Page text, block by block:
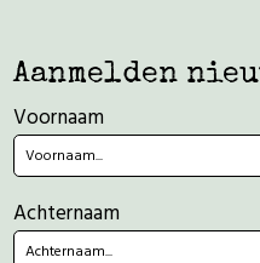
Aanmelden
Voornaam
Achternaam